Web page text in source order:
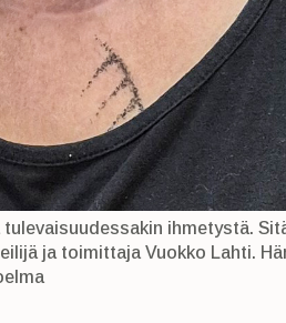
ihmetystä.
ja toimittaja Vuokko Lahti.